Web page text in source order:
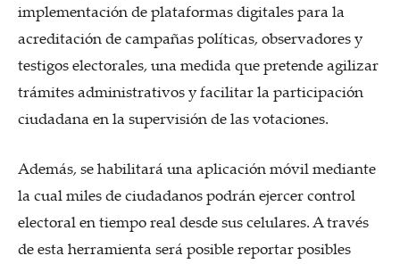
implementación de plataformas digitales para la
acreditación de campañas políticas, observadores y
testigos electorales, una medida que pretende agilizar
trámites administrativos y facilitar la participación
ciudadana en la supervisión de las votaciones.
Además, se habilitará una aplicación móvil mediante
la cual miles de ciudadanos podrán ejercer control
electoral en tiempo real desde sus celulares. A través
de esta herramienta será posible reportar posibles